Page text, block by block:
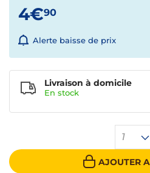
4€90
Alerte baisse de prix
1
AJOUTER
Livraison à domicile
En stock